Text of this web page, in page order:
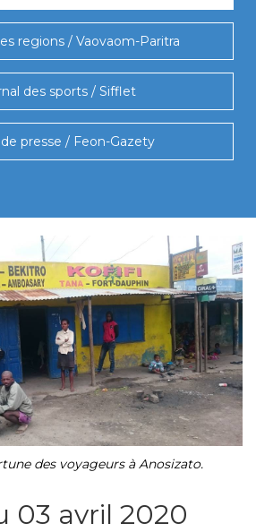
regions / Vaovaom-Paritra
des sports / Sifflet
presse / Feon-Gazety
des voyageurs à Anosizato.
03 avril 2020